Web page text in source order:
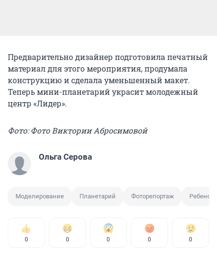
Предварительно дизайнер подготовила печатный
материал для этого мероприятия, продумала
конструкцию и сделала уменьшенный макет.
Теперь мини-планетарий украсит молодежный
центр «Лидер».
Фото: Фото Виктории Абросимовой
Ольга Серова
Моделирование Планетарий Фоторепортаж Ребенок
0 0 0 0 0